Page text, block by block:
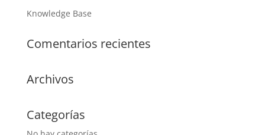
Knowledge Base
Comentarios recientes
Archivos
Categorías